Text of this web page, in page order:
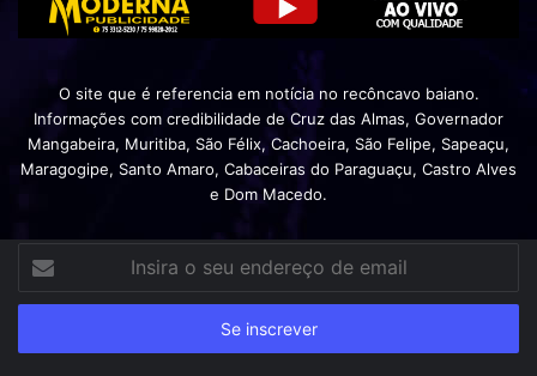
O site que é referencia em notícia no recôncavo baiano.
Informações com credibilidade de Cruz das Almas, Governador
Mangabeira, Muritiba, São Félix, Cachoeira, São Felipe, Sapeaçu,
Maragogipe, Santo Amaro, Cabaceiras do Paraguaçu, Castro Alves
e Dom Macedo.
seu
de